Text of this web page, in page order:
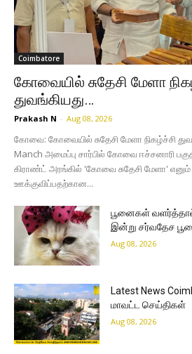
Coimbatore
கோவையில் சுதேசி மேளா
துவங்கியது…
Prakash N - Aug 08, 2026
கோவை: கோவையில் சுதேசி மேளா நிகழ்ச்சி
Manch அமைப்பு சார்பில் கோவை ஈச்சனாரி
கிராண்ட் அரங்கில் 'கோவை சுதேசி மேளா' எனும்
ஊக்குவிப்பதற்கான...
பூனைகள் வளர்த்தால்
இன்று சர்வதேச
Aug 08, 2026
Latest News
மாவட்ட செய்திகள்
Aug 08, 2026